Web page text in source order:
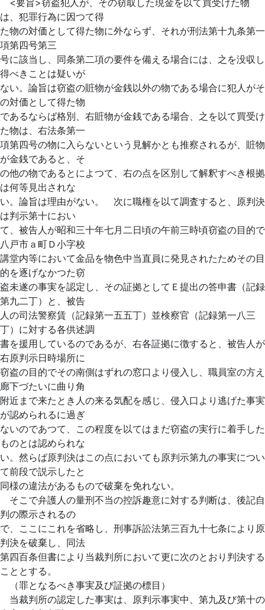
<要旨>窃盗犯人が、その窃取した現金を以て買受けた物
は、犯罪行為に因つて得
た物の対価として得た物に外ならず、それが刑法第十九条第一
項第四号第三
号に該当し、同条第二項の要件を備える場合には、之を没収し
得べきことは疑いが
ない。論旨は窃盗の賍物が金銭以外の物である場合に犯人がそ
の対価として得た物
であるならば格別、右賍物が金銭である場合、之を以て買受け
た物は、右法条第一
項第四号の物に入らないという見解かとも推察されるが、賍物
が金銭であると、そ
の他の物であるとによつて、右の点を区別して解釈すべき根拠
は何等見出されな
い。論旨は理由がない。 次に職権を以て調査すると、原判決
は判示第十におい
て、被告人が昭和三十年七月二日頃の午前三時頃窃盗の目的で
八戸市ａ町Ｄ小字校
講堂内等において金品を物色中当直員に発見されたためその目
的を逐げなかつた窃
盗未遂の事実を認定し、その証拠としてＥ提出の答申書（記録
第九二丁）と、被告
人の司法警察賃（記録第一五五丁）並検察官（記録第一八三
丁）に対する各供述調
書を援用しているのであるが、右各証拠に徴すると、被告人が
右原判示日時場所に
窃盗の目的でその南側はずれの窓口より侵入し、職員室の方え
廊下づたいに曲り角
附近まで来たとき人の来る気配を感じ、侵入口より逃げた事実
が認められるに過ぎ
ないのであつて、この程度を以てはまだ窃盗の実行に着手した
ものとは認められな
い。然らば原判決はこの点においても原判示第九の事実につい
て前段で説示したと
同様の違法があるもので破棄を免れない。
そこで弁護人の量刑不当の控訴趣意に対する判断は、後記自
判の際示されるの
で、ここにこれを省略し、刑事訴訟法第三百九十七条により原
判決を破棄し、同法
第四百条但書により当裁判所において更に次のとおり判決する
こととする。
（罪となるべき事実及び証拠の標目）
当裁判所の認定した事実は、原判示事実中、第九及び第十の